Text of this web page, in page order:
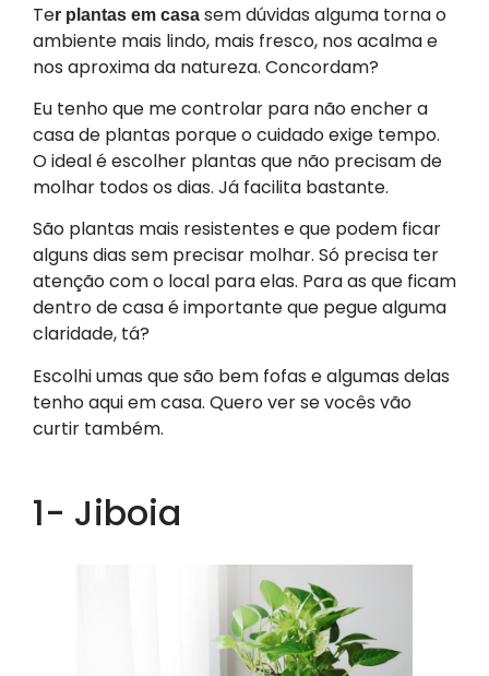
Ter plantas em casa sem dúvidas alguma torna o
ambiente mais lindo, mais fresco, nos acalma e
nos aproxima da natureza. Concordam?
Eu tenho que me controlar para não encher a
casa de plantas porque o cuidado exige tempo.
O ideal é escolher plantas que não precisam de
molhar todos os dias. Já facilita bastante.
São plantas mais resistentes e que podem ficar
alguns dias sem precisar molhar. Só precisa ter
atenção com o local para elas. Para as que ficam
dentro de casa é importante que pegue alguma
claridade, tá?
Escolhi umas que são bem fofas e algumas delas
tenho aqui em casa. Quero ver se vocês vão
curtir também.
1- Jiboia